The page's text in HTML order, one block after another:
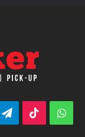
TelegramTikTok